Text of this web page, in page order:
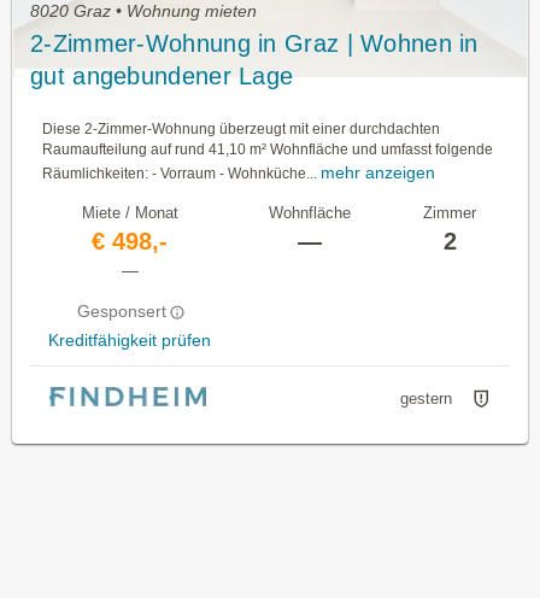
8020 Graz • Wohnung mieten
2-Zimmer-Wohnung in Graz | Wohnen in
gut angebundener Lage
Diese 2-Zimmer-Wohnung überzeugt mit einer durchdachten
Raumaufteilung auf rund 41,10 m² Wohnfläche und umfasst folgende
Räumlichkeiten: - Vorraum - Wohnküche... mehr anzeigen
Miete / Monat
€ 498,-
—
Gesponsert
Kreditfähigkeit prüfen
Wohnfläche
—
Zimmer
2
gestern